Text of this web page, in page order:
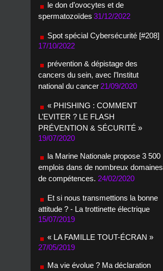
le don d’ovocytes et de
spermatozoïdes 31/12/2022
Spot spécial Cybersécurité [#208]
17/10/2022
prévention & dépistage des
cancers du sein, avec l’Institut
national du cancer 21/09/2020
« PHISHING : COMMENT
L’EVITER ? LE FLASH
PRÉVENTION & SÉCURITÉ »
19/07/2020
la Marine Nationale propose 3 500
emplois dans de nombreux domaines
de compétences. 24/02/2020
Et si nous transmettions la bonne
attitude ? - La trottinette électrique
15/07/2019
« LA FAMILLE TOUT-ÉCRAN »
27/05/2019
Ma vie évolue ? Ma déclaration